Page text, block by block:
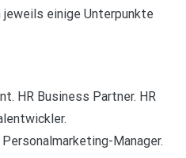
jeweils einige Unterpunkte
HR Business Partner. HR
Manager.